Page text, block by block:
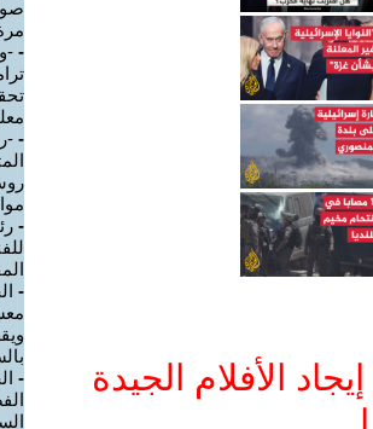
الأفلام الجيدة
-
-
-
-
-
-
-